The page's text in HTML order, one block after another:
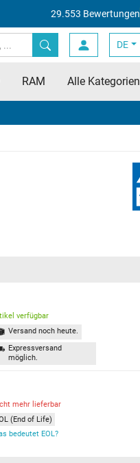
29.553 Bewertungen
DE
RAM Alle Kategorien
verfügbar
Versand noch heute.
Expressversand
möglich.
mehr lieferbar
(End of Life)
bedeutet EOL?